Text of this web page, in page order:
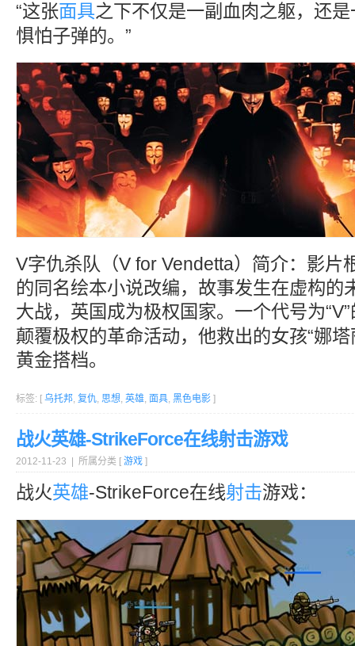
“这张面具之下不仅是一副血肉之躯，还是
惧怕子弹的。”
V字仇杀队（V for Vendetta）简介：影片
的同名绘本小说改编，故事发生在虚构的
大战，英国成为极权国家。一个代号为
颠覆极权的革命活动，他救出的女孩“娜塔
黄金搭档。
标签: [ 乌托邦, 复仇, 思想, 英雄, 面具, 黑色电影 ]
战火英雄-StrikeForce在线射击游戏
2012-11-23 | 所属分类 [ 游戏 ]
战火英雄-StrikeForce在线射击游戏：